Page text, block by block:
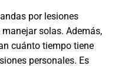
por lesiones
solas. Además,
cuánto tiempo tiene
personales. Es